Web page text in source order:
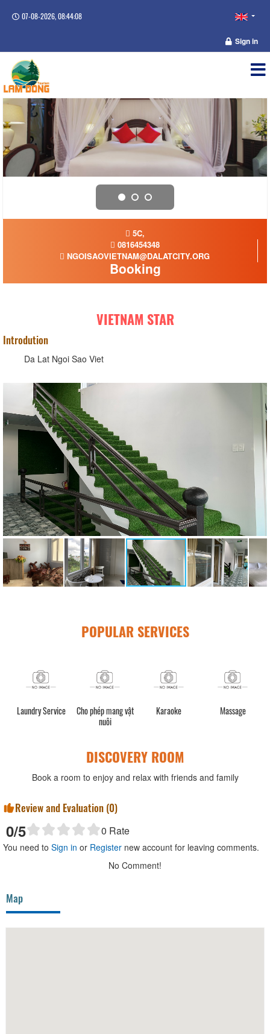
07-08-2026, 08:44:08
Sign in
5C,
0816454348
NGOISAOVIETNAM@DALATCITY.ORG
Booking
VIETNAM STAR
Introdution
Da Lat Ngoi Sao Viet
POPULAR SERVICES
Laundry Service
Cho phép mang vật
nuôi
Karaoke Massage
DISCOVERY ROOM
Book a room to enjoy and relax with friends and family
Review and Evaluation (0)
0/5 0 Rate
You need to Sign in or Register new account for leaving comments.
No Comment!
Map